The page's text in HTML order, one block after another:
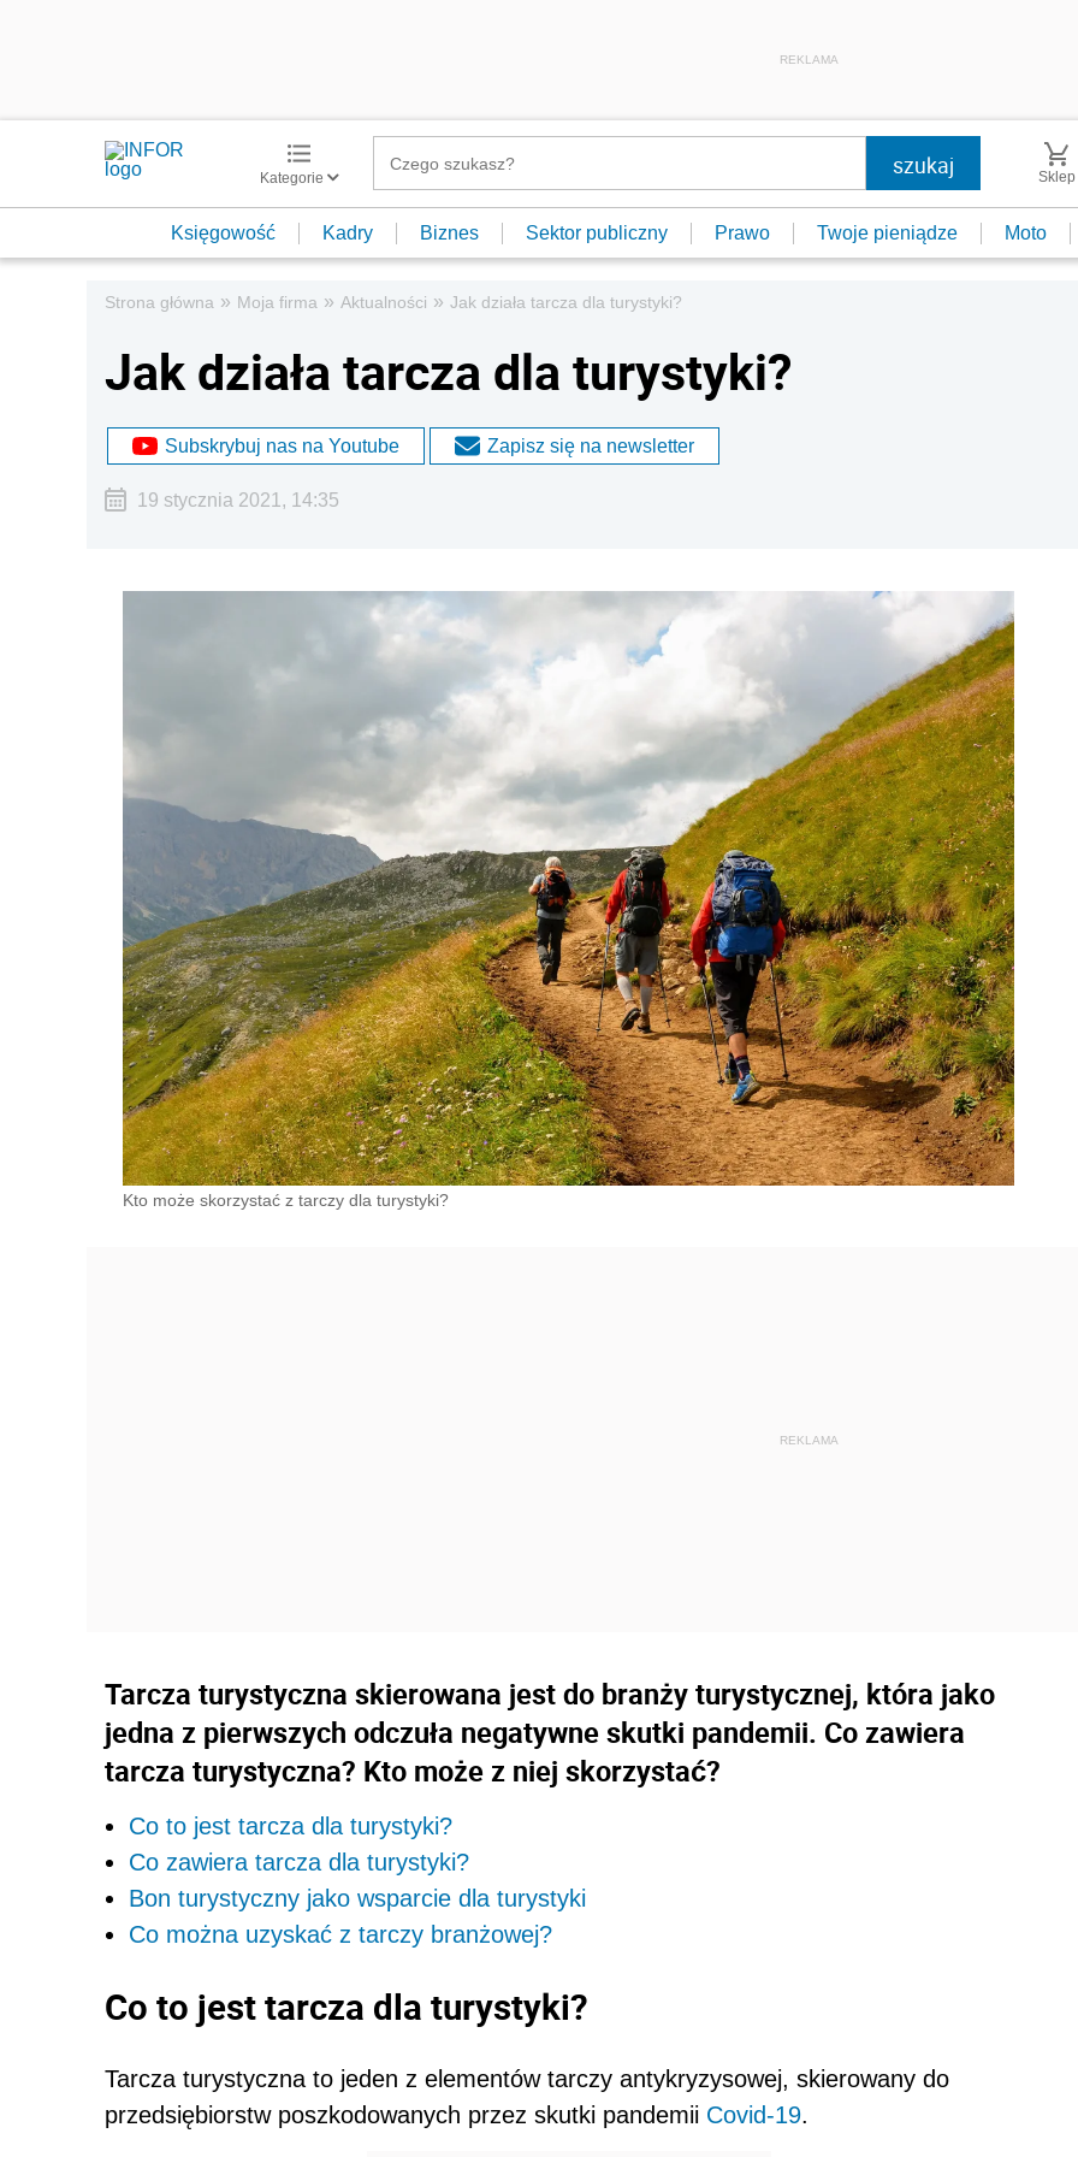
REKLAMA
Kategorie Sklep
Księgowość Kadry Biznes Sektor publiczny Prawo Twoje pieniądze Moto
Strona główna » Moja firma » Aktualności » Jak działa tarcza dla turystyki?
Jak działa tarcza dla turystyki?
Subskrybuj nas na Youtube Zapisz się na newsletter
19 stycznia 2021, 14:35
Kto może skorzystać z tarczy dla turystyki?
Tarcza turystyczna skierowana jest do branży turystycznej, która jako
jedna z pierwszych odczuła negatywne skutki pandemii. Co zawiera
tarcza turystyczna? Kto może z niej skorzystać?
Co to jest tarcza dla turystyki?
Co zawiera tarcza dla turystyki?
Bon turystyczny jako wsparcie dla turystyki
Co można uzyskać z tarczy branżowej?
Co to jest tarcza dla turystyki?
Tarcza turystyczna to jeden z elementów tarczy antykryzysowej, skierowany do
przedsiębiorstw poszkodowanych przez skutki pandemii Covid-19.